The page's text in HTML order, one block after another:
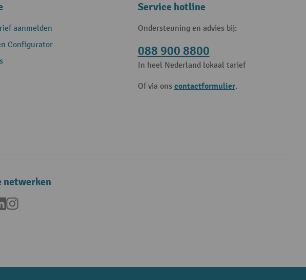
aanmelden
Configurator
Service hotline
Ondersteuning en advies bij:
088 900 8800
In heel Nederland lokaal tarief
Of via ons contactformulier.
netwerken
LinkedInInstagram